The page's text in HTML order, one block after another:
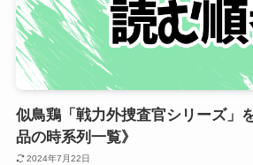
似鳥鶏「戦力外捜査官シリーズ」
品の時系列一覧》
2024年7月22日